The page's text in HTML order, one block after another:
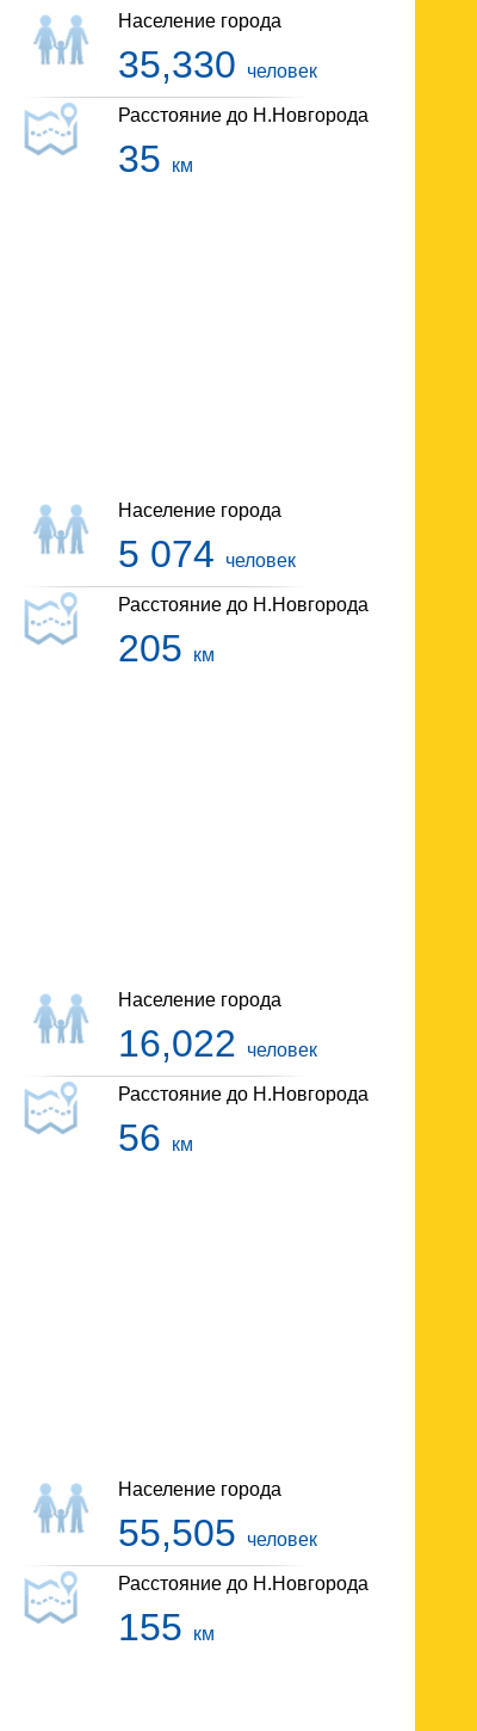
Население города
35,330 человек
Расстояние до Н.Новгорода
35 км
Население города
5 074 человек
Расстояние до Н.Новгорода
205 км
Население города
16,022 человек
Расстояние до Н.Новгорода
56 км
Население города
55,505 человек
Расстояние до Н.Новгорода
155 км